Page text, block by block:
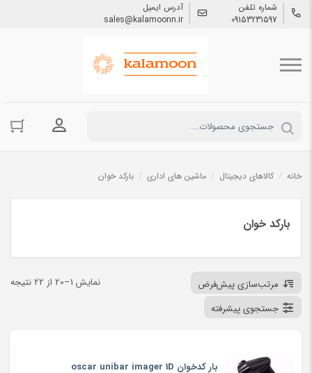
شماره تلفن
09153231597
آدرس ایمیل
sales@kalamoonn.ir
ورود به
خانه / کالاهای دیجیتال / ماشین های اداری / بارکد خوان
بارکد خوان
نمایش 1–20 از 22 نتیجه
مرتب‌سازی پیش‌فرض
جستجوی پیشرفته
بار کدخوان oscar unibar imager 1D